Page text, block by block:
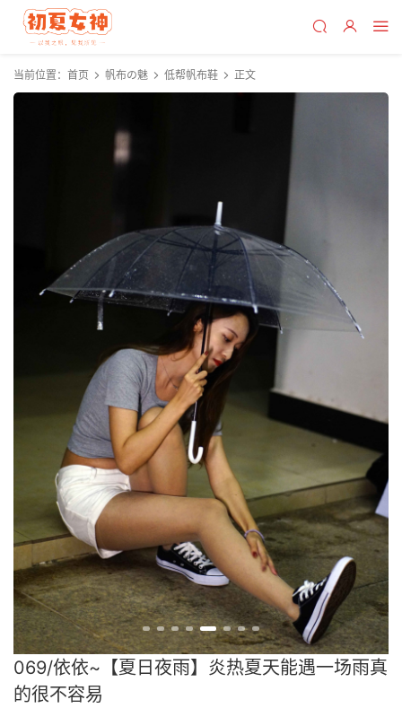
当前位置： 首页 帆布の魅 低帮帆布鞋 正文
069/依依~【夏日夜雨】炎热夏天能遇一场雨真
的很不容易